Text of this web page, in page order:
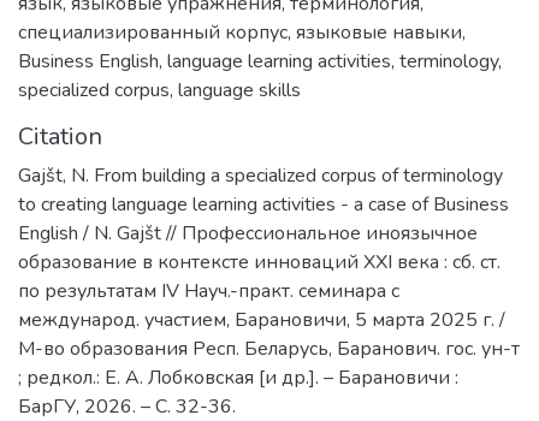
специализированный корпус, языковые навыки,
Business English, language learning activities, terminology,
specialized corpus, language skills
Citation
Gajšt, N. From building a specialized corpus of terminology
to creating language learning activities - a case of Business
English / N. Gajšt // Профессиональное иноязычное
образование в контексте инноваций XXI века : сб. ст.
по результатам IV Науч.-практ. семинара с
международ. участием, Барановичи, 5 марта 2025 г. /
М-во образования Респ. Беларусь, Баранович. гос. ун-т
; редкол.: Е. А. Лобковская [и др.]. – Барановичи :
БарГУ, 2026. – С. 32-36.